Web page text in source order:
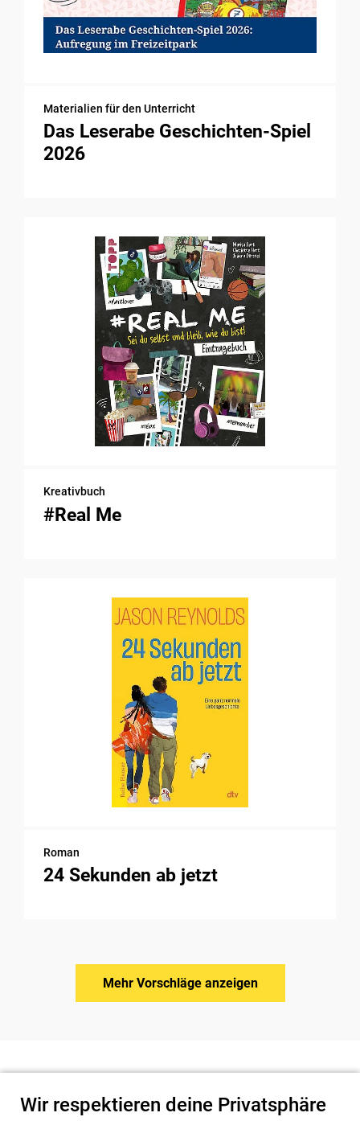
Materialien für den Unterricht
Das Leserabe Geschichten-Spiel
2026
Kreativbuch
#Real Me
Roman
24 Sekunden ab jetzt
Mehr Vorschläge anzeigen
Wir respektieren deine Privatsphäre